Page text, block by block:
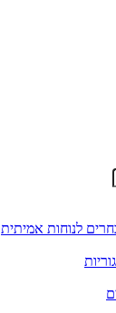
לנוחות אמיתית